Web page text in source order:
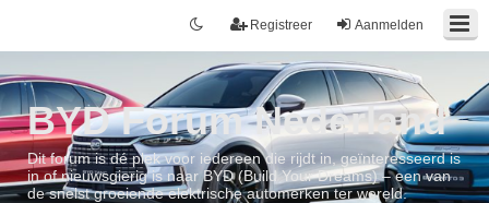
Aanmelden
Registreer
BYD Forum Nederland
Dit forum is dé plek voor iedereen die rijdt in, geïnteresseerd is
in of nieuwsgierig is naar BYD (Build Your Dreams) – een van
de snelst groeiende elektrische automerken ter wereld.